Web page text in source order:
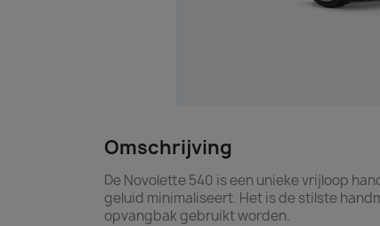
Omschrijving
De Novolette 540 is een unieke vrijloop
geluid minimaliseert. Het is de stilste
opvangbak gebruikt worden.